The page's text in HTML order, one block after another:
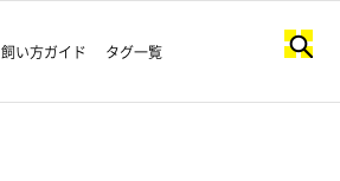
飼い方ガイド タグ一覧